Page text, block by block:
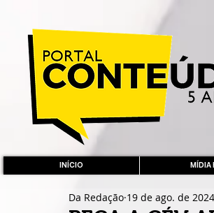
INÍCIO MÍDIA
Da Redação 19 de ago. de 2024